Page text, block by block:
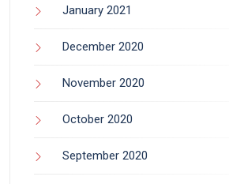
January 2021
December 2020
November 2020
October 2020
September 2020